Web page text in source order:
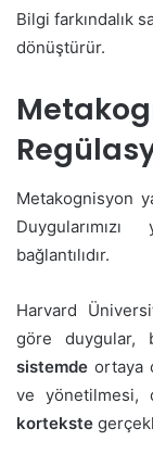
Bilgi farkındalık
dönüştürür.
Metakognisyon
bağlantılıdır.
Harvard
göre duygular,
sistemde ortaya
ve yönetilmesi,
kortekste